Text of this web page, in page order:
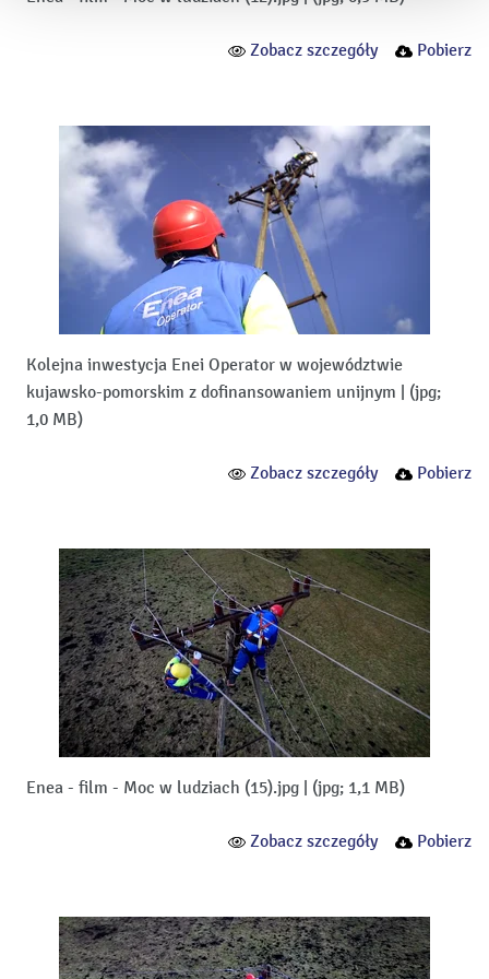
Zobacz szczegóły Pobierz
Kolejna inwestycja Enei Operator w województwie
kujawsko-pomorskim z dofinansowaniem unijnym
(jpg;
1,0 MB)
Zobacz szczegóły Pobierz
Enea - film - Moc w ludziach (15).jpg (jpg; 1,1 MB)
Zobacz szczegóły Pobierz